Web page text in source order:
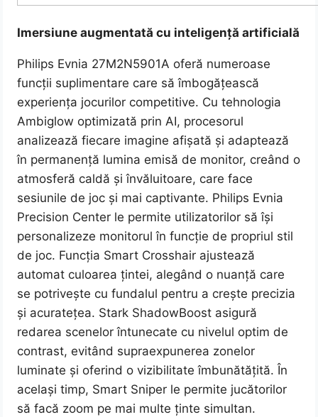
Imersiune augmentată cu inteligență artificială
Philips Evnia 27M2N5901A oferă numeroase
funcții suplimentare care să îmbogățească
experiența jocurilor competitive. Cu tehnologia
Ambiglow optimizată prin AI, procesorul
analizează fiecare imagine afișată și adaptează
în permanență lumina emisă de monitor, creând o
atmosferă caldă și învăluitoare, care face
sesiunile de joc și mai captivante. Philips Evnia
Precision Center le permite utilizatorilor să își
personalizeze monitorul în funcție de propriul stil
de joc. Funcția Smart Crosshair ajustează
automat culoarea țintei, alegând o nuanță care
se potrivește cu fundalul pentru a crește precizia
și acuratețea. Stark ShadowBoost asigură
redarea scenelor întunecate cu nivelul optim de
contrast, evitând supraexpunerea zonelor
luminate și oferind o vizibilitate îmbunătățită. În
același timp, Smart Sniper le permite jucătorilor
să facă zoom pe mai multe ținte simultan.